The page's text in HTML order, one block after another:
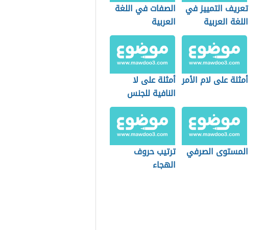
تعريف التمييز في
اللغة العربية
الصفات في اللغة
العربية
أمثلة على لام الأمر أمثلة على لا
النافية للجنس
المستوى الصرفي
ترتيب حروف
الهجاء